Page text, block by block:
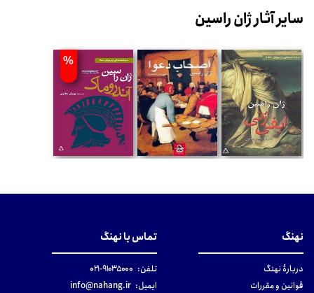
سایر آثار ژان راسین
%
نهنگ
دربارهٔ نهنگ
قوانین و مقررات
تماس با نهنگ
تلفن: ۹۱۰۳۵۰۰۰-۰۲۱
ایمیل: info@nahang.ir